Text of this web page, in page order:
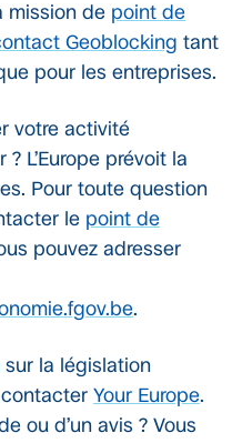
mission de point de
Geoblocking tant
pour les entreprises.
votre activité
L’Europe prévoit la
Pour toute question
le point de
pouvez adresser
.
sur la législation
Your Europe.
ou d’un avis ? Vous